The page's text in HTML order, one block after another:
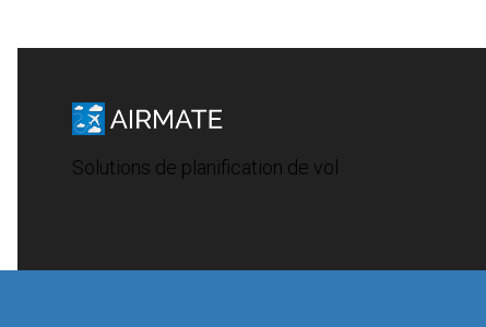
Solutions de planification de vol